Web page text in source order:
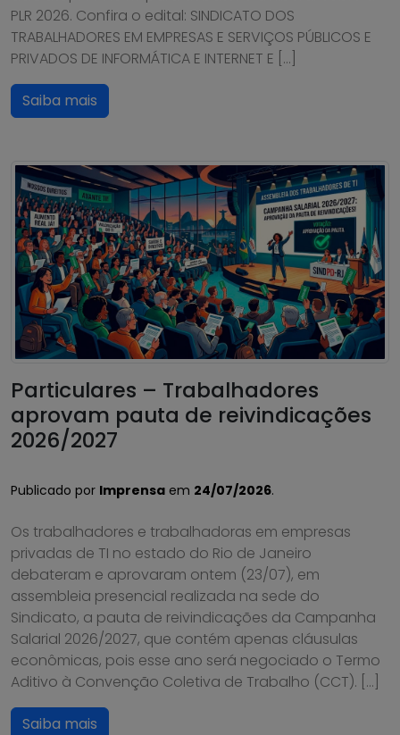
PLR 2026. Confira o edital: SINDICATO DOS
TRABALHADORES EM EMPRESAS E SERVIÇOS PÚBLICOS E
PRIVADOS DE INFORMÁTICA E INTERNET E […]
Saiba mais
Particulares – Trabalhadores
aprovam pauta de reivindicações
2026/2027
Publicado por Imprensa em 24/07/2026.
Os trabalhadores e trabalhadoras em empresas
privadas de TI no estado do Rio de Janeiro
debateram e aprovaram ontem (23/07), em
assembleia presencial realizada na sede do
Sindicato, a pauta de reivindicações da Campanha
Salarial 2026/2027, que contém apenas cláusulas
econômicas, pois esse ano será negociado o Termo
Aditivo à Convenção Coletiva de Trabalho (CCT). […]
Saiba mais